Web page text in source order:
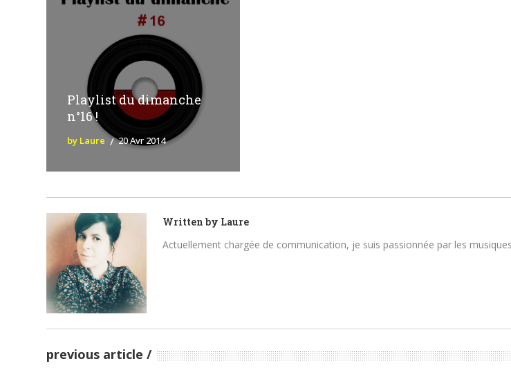
Playlist du dimanche
n°16 !
by Laure 20 Avr 2014
Written by Laure
Actuellement chargée de communication, je suis passionnée par les
previous article